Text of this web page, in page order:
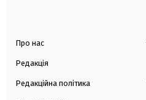
Про нас
Редакція
Редакційна політика